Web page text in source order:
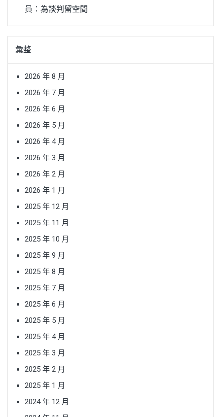
員：為談判留空間
彙整
2026 年 8 月
2026 年 7 月
2026 年 6 月
2026 年 5 月
2026 年 4 月
2026 年 3 月
2026 年 2 月
2026 年 1 月
2025 年 12 月
2025 年 11 月
2025 年 10 月
2025 年 9 月
2025 年 8 月
2025 年 7 月
2025 年 6 月
2025 年 5 月
2025 年 4 月
2025 年 3 月
2025 年 2 月
2025 年 1 月
2024 年 12 月